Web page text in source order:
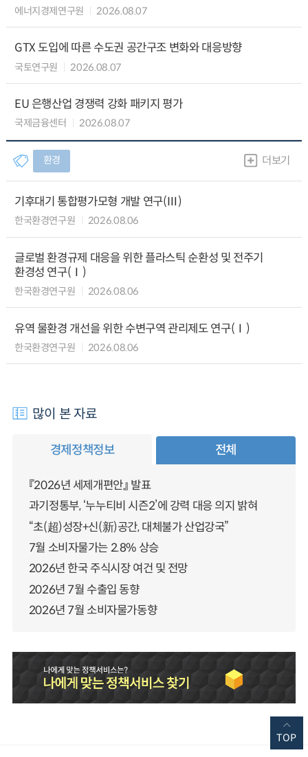
에너지경제연구원 2026.08.07
GTX 도입에 따른 수도권 공간구조 변화와 대응방향
국토연구원 2026.08.07
EU 은행산업 경쟁력 강화 패키지 평가
국제금융센터 2026.08.07
환경 더보기
기후대기 통합평가모형 개발 연구(Ⅲ)
한국환경연구원 2026.08.06
글로벌 환경규제 대응을 위한 플라스틱 순환성 및 전주기
환경성 연구(Ⅰ)
한국환경연구원 2026.08.06
유역 물환경 개선을 위한 수변구역 관리제도 연구(Ⅰ)
한국환경연구원 2026.08.06
많이 본 자료
경제정책정보 전체
『2026년 세제개편안』 발표
과기정통부, ‘누누티비 시즌2’에 강력 대응 의지 밝혀
“초(超)성장+신(新)공간, 대체불가 산업강국”
7월 소비자물가는 2.8% 상승
2026년 한국 주식시장 여건 및 전망
2026년 7월 수출입 동향
2026년 7월 소비자물가동향
TOP